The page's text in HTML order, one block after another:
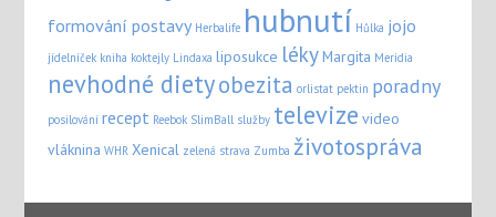
formování postavy Herbalife hubnutí Hůlka jojo
jídelníček kniha koktejly Lindaxa liposukce lékyMargita Meridia
nevhodné dietyobezita orlistat pektin poradny
posilování recept Reebok SlimBall služby televize video
vláknina WHR Xenical zelená strava Zumba životospráva